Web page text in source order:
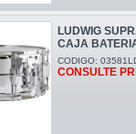
LUDWIG
CAJA
CODIGO:
CONSULTE